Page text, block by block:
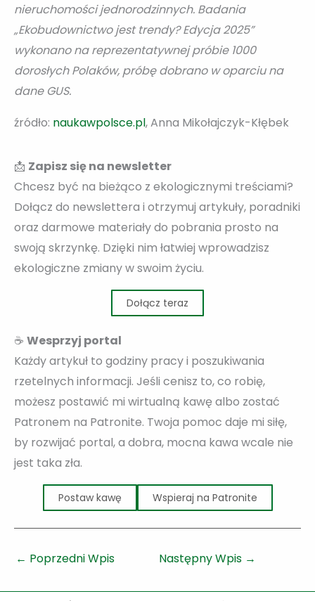
nieruchomości jednorodzinnych. Badania
„Ekobudownictwo jest trendy? Edycja 2025”
wykonano na reprezentatywnej próbie 1000
dorosłych Polaków, próbę dobrano w oparciu na
dane GUS.
źródło: naukawpolsce.pl, Anna Mikołajczyk-Kłębek
📩 Zapisz się na newsletter
Chcesz być na bieżąco z ekologicznymi treściami?
Dołącz do newslettera i otrzymuj artykuły, poradniki
oraz darmowe materiały do pobrania prosto na
swoją skrzynkę. Dzięki nim łatwiej wprowadzisz
ekologiczne zmiany w swoim życiu.
Dołącz teraz
☕ Wesprzyj portal
Każdy artykuł to godziny pracy i poszukiwania
rzetelnych informacji. Jeśli cenisz to, co robię,
możesz postawić mi wirtualną kawę albo zostać
Patronem na Patronite. Twoja pomoc daje mi siłę,
by rozwijać portal, a dobra, mocna kawa wcale nie
jest taka zła.
Postaw kawę Wspieraj na Patronite
← Poprzedni Wpis Następny Wpis →